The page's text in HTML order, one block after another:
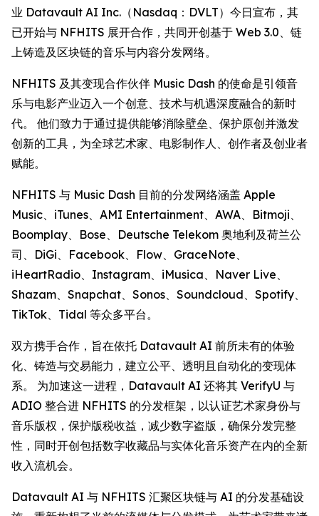
业 Datavault AI Inc.（Nasdaq：DVLT）今日宣布，其
已开始与 NFHITS 展开合作，共同开创基于 Web 3.0、链
上铸造及区块链的音乐与内容分发网络。
NFHITS 及其变现合作伙伴 Music Dash 的使命是引领音
乐与电影产业迈入一个创意、技术与机遇深度融合的新时
代。 他们致力于通过提供能够消除壁垒、保护原创并激发
创新的工具，为全球艺术家、电影制作人、创作者及创业者
赋能。
NFHITS 与 Music Dash 目前的分发网络涵盖 Apple
Music、iTunes、AMI Entertainment、AWA、Bitmoji、
Boomplay、Bose、Deutsche Telekom 奥地利及荷兰公
司、DiGi、Facebook、Flow、GraceNote、
iHeartRadio、Instagram、iMusica、Naver Live、
Shazam、Snapchat、Sonos、Soundcloud、Spotify、
TikTok、Tidal 等众多平台。
双方携手合作，旨在依托 Datavault AI 前所未有的体验
化、铸造与交易能力，建立公平、透明且自动化的变现体
系。 为加速这一进程，Datavault AI 还将其 VerifyU 与
ADIO 整合进 NFHITS 的分发框架，以认证艺术家身份与
音乐版权，保护版税收益，减少数字盗版，确保分发完整
性，同时开创包括数字收藏品与实体化音乐资产在内的全新
收入流机会。
Datavault AI 与 NFHITS 汇聚区块链与 AI 的分发基础设